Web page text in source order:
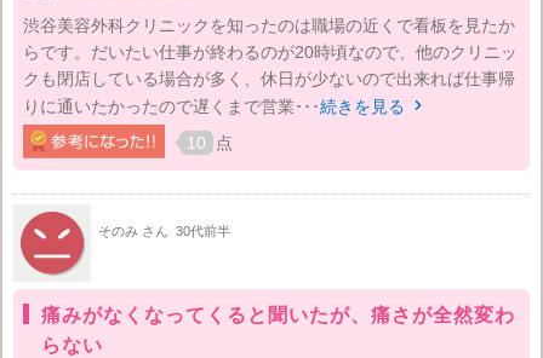
渋谷美容外科クリニックを知ったのは職場の近くで看板を見たか
らです。だいたい仕事が終わるのが20時頃なので、他のクリニッ
クも閉店している場合が多く、休日が少ないので出来れば仕事帰
りに通いたかったので遅くまで営業･･･続きを見る 
10 点
そのみ さん 30代前半
痛みがなくなってくると聞いたが、痛さが全然変わ
らない